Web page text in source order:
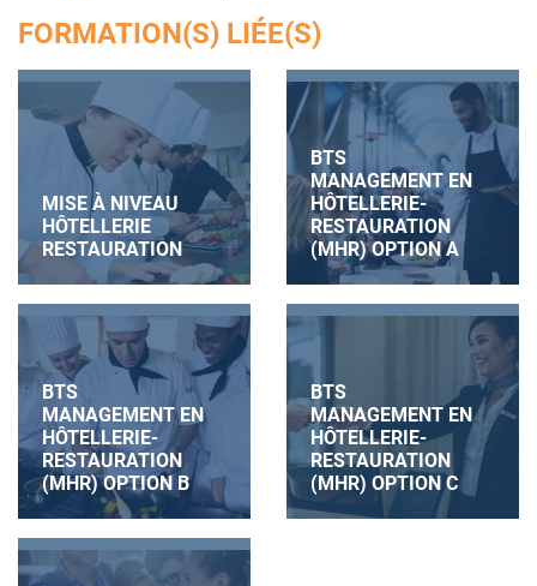
FORMATION(S) LIÉE(S)
MISE À NIVEAU
HÔTELLERIE
RESTAURATION
BTS
MANAGEMENT EN
HÔTELLERIE-
RESTAURATION
(MHR) OPTION A
BTS
MANAGEMENT EN
HÔTELLERIE-
RESTAURATION
(MHR) OPTION B
BTS
MANAGEMENT EN
HÔTELLERIE-
RESTAURATION
(MHR) OPTION C